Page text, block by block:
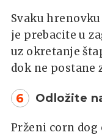
Svaku
je prebacite u
uz okretanje
dok ne postane
6 Odložite
Prženi corn